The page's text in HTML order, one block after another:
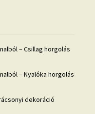
– Csillag horgolás
– Nyalóka horgolás
dekoráció